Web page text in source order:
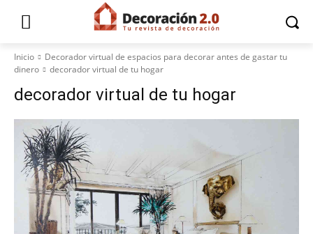
Inicio
Decorador virtual de espacios para decorar antes de gastar tu
dinero
decorador virtual de tu hogar
decorador virtual de tu hogar